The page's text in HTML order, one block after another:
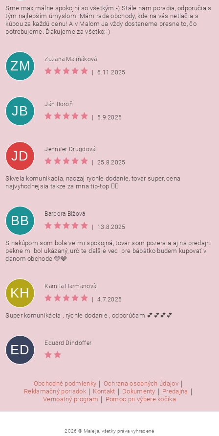
Sme maximálne spokojní so všetkým:-) Stále nám poradia, odporučia s
tým najlepším úmyslom. Mám rada obchody, kde na vás netlačia s
kúpou za každú cenu! A v Malom Ja vždy dostaneme presne to, čo
potrebujeme. Ďakujeme za všetko:-)
ZM
Zuzana Maliňáková
|
6.11.2025
JB
Ján Boroň
|
5.9.2025
JD
Jennifer Drugdová
|
25.8.2025
Skvela komunikacia, naozaj rychle dodanie, tovar super, cena
najvyhodnejsia takze za mna tip-top 👍🏻
BB
Barbora Bížová
|
13.8.2025
S nakúpom som bola veľmi spokojná, tovar som pozerala aj na predajni
pekne mi bol ukázaný, určite ďalšie veci pre bábätko budem kupovať v
danom obchode 🩵🩶
KH
Kamila Harmanovà
|
4.7.2025
Super komunikácia , rýchle dodanie , odporúčam 💕💕💕💕
ED Eduard Dindoffer
Obchodné podmienky | Ochrana osobných údajov |
Reklamačný poriadok | Kontakt | Dokumenty | Predajňa |
Vernostný program | Pomoc pri výbere kočíka
2026 © Male ja, všetky práva vyhradené